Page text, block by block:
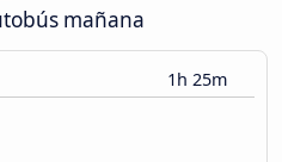
mañana
1h 25m